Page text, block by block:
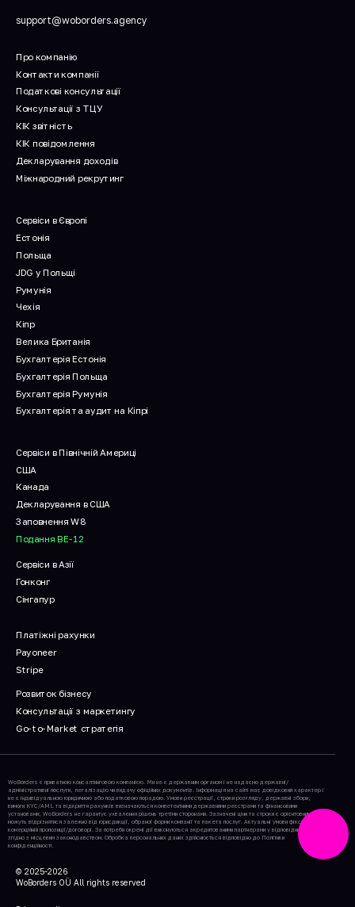
support@woborders.agency
Про компанію
Контакти компанії
Податкові консультації
Консультації з ТЦУ
КІК звітність
КІК повідомлення
Декларування доходів
Міжнародний рекрутинг
Сервіси в Європі
Естонія
Польща
JDG у Польщі
Румунія
Чехія
Кіпр
Велика Британія
Бухгалтерія Естонія
Бухгалтерія Польща
Бухгалтерія Румунія
Бухгалтерія та аудит на Кіпрі
Сервіси в Північній Америці
США
Канада
Декларування в США
Заповнення W8
Подання BE-12
Сервіси в Азії
Гонконг
Сінгапур
Платіжні рахунки
Payoneer
Stripe
Розвиток бізнесу
Консультації з маркетингу
Go-to-Market стратегія
WoBorders є приватною консалтинговою компанією. Ми не є державним органом і не надаємо державні/
адміністративні послуги, легалізацію чи видачу офіційних документів. Інформація на сайті має довідковий характер і
не є індивідуальною юридичною або податковою порадою. Умови реєстрації, строки розгляду, державні збори,
вимоги KYC/AML та відкриття рахунків визначаються компетентними державними реєстрами та фінансовими
установами; WoBorders не гарантує ухвалення рішень третіми сторонами. Зазначені ціни та строки є орієнтовними і
можуть відрізнятися залежно від юрисдикції, обраної форми компанії та пакета послуг. Актуальні умови фіксуються у
комерційній пропозиції/договорі. За потреби окремі дії виконуються акредитованими партнерами у відповідних країнах
згідно з місцевим законодавством. Обробка персональних даних здійснюється відповідно до Політики
конфіденційності.
© 2025-2026
WoBorders OÜ All rights reserved